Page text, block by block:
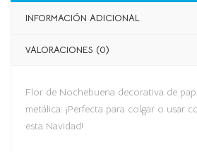
INFORMACIÓN ADICIONAL
VALORACIONES (0)
Flor de Nochebuena decorativa de
metálica. ¡Perfecta para colgar o usar
esta Navidad!